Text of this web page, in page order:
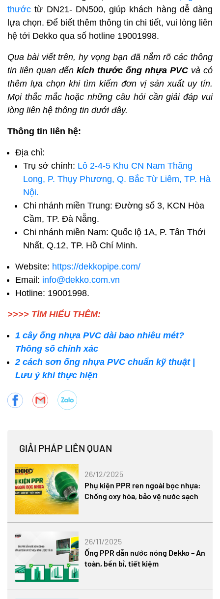
thước từ DN21- DN500, giúp khách hàng dễ dàng
lựa chọn. Để biết thêm thông tin chi tiết, vui lòng liên
hệ tới Dekko qua số hotline 19001998.
Qua bài viết trên, hy vọng bạn đã nắm rõ các thông
tin liên quan đến kích thước ống nhựa PVC và có
thêm lựa chọn khi tìm kiếm đơn vị sản xuất uy tín.
Mọi thắc mắc hoặc những câu hỏi cần giải đáp vui
lòng liên hệ thông tin dưới đây.
Thông tin liên hệ:
Địa chỉ:
Trụ sở chính: Lô 2-4-5 Khu CN Nam Thăng
Long, P. Thụy Phương, Q. Bắc Từ Liêm, TP. Hà
Nội.
Chi nhánh miền Trung: Đường số 3, KCN Hòa
Cầm, TP. Đà Nẵng.
Chi nhánh miền Nam: Quốc lộ 1A, P. Tân Thới
Nhất, Q.12, TP. Hồ Chí Minh.
Website: https://dekkopipe.com/
Email: info@dekko.com.vn
Hotline: 19001998.
>>>> TÌM HIỂU THÊM:
1 cây ống nhựa PVC dài bao nhiêu mét?
Thông số chính xác
2 cách sơn ống nhựa PVC chuẩn kỹ thuật |
Lưu ý khi thực hiện
GIẢI PHÁP LIÊN QUAN
26/12/2025
Phụ kiện PPR ren ngoài bọc nhựa:
Chống oxy hóa, bảo vệ nước sạch
26/11/2025
Ống PPR dẫn nước nóng Dekko – An
toàn, bền bỉ, tiết kiệm